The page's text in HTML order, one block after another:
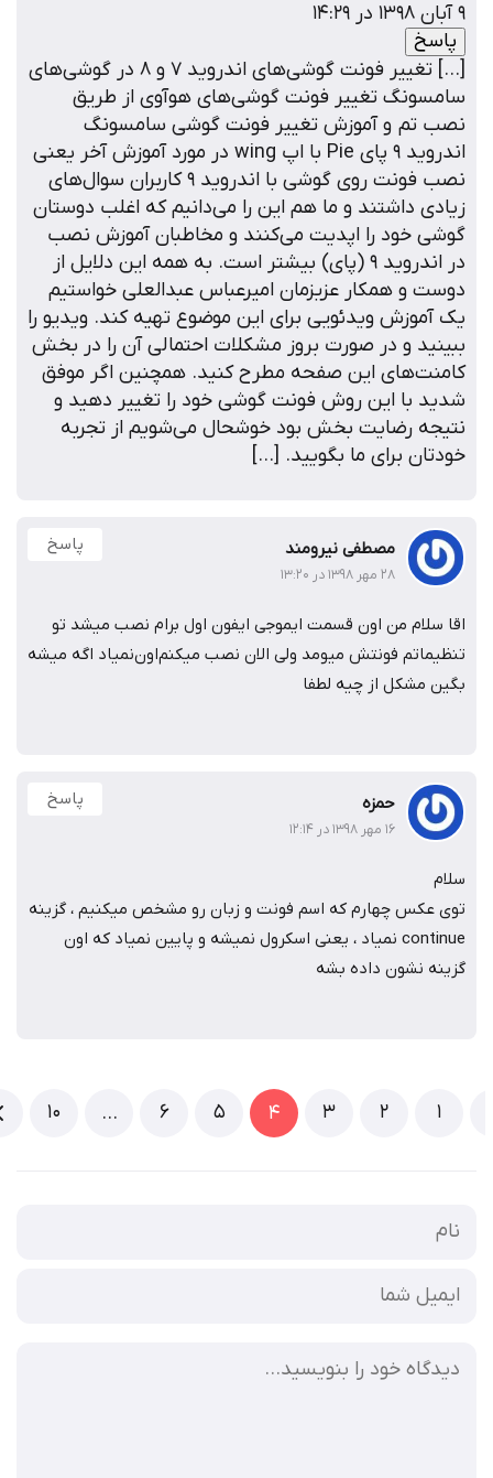
پاسخ
[…] تغییر فونت گوشی‌های اندروید 7 و 8 در گوشی‌های
سامسونگ تغییر فونت گوشی‌های هوآوی از طریق
نصب تم و آموزش تغییر فونت گوشی سامسونگ
اندروید 9 پای Pie با اپ wing در مورد آموزش آخر یعنی
نصب فونت روی گوشی با اندروید ۹ کاربران سوال‌های
زیادی داشتند و ما هم این را می‌دانیم که اغلب دوستان
گوشی خود را اپدیت می‌کنند و مخاطبان آموزش نصب
در اندروید ۹ (پای) بیشتر است. به همه این دلایل از
دوست و همکار عزیزمان امیرعباس عبدالعلی خواستیم
یک آموزش ویدئویی برای این موضوع تهیه کند. ویديو را
ببینید و در صورت بروز مشکلات احتمالی آن را در بخش
کامنت‌های این صفحه مطرح کنید. همچنین اگر موفق
شدید با این روش فونت گوشی خود را تغییر دهید و
نتیجه رضایت بخش بود خوشحال می‌شویم از تجربه
خودتان برای ما بگویید. […]
مصطفی نیرومند
۲۸ مهر ۱۳۹۸ در ۱۳:۲۰
پاسخ
اقا سلام من اون قسمت ایموجی ایفون اول برام نصب میشد تو
تنظیماتم فونتش میومد ولی الان نصب میکنم‌اون‌نمیاد اگه میشه
بگین مشکل از چیه لطفا
حمزه
۱۶ مهر ۱۳۹۸ در ۱۲:۱۴
پاسخ
سلام
توی عکس چهارم که اسم فونت و زبان رو مشخص میکنیم ، گزینه
continue نمیاد ، یعنی اسکرول نمیشه و پایین نمیاد که اون
گزینه نشون داده بشه
4
5